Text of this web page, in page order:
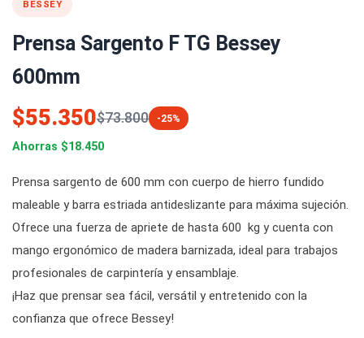
BESSEY
Prensa Sargento F TG Bessey
600mm
$55.350$73.800 -25%
Ahorras $18.450
Prensa sargento de 600 mm con cuerpo de hierro fundido
maleable y barra estriada antideslizante para máxima sujeción.
Ofrece una fuerza de apriete de hasta 600 kg y cuenta con
mango ergonómico de madera barnizada, ideal para trabajos
profesionales de carpintería y ensamblaje.
¡Haz que prensar sea fácil, versátil y entretenido con la
confianza que ofrece Bessey!